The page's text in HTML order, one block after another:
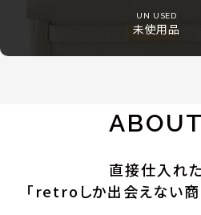
UN USED
未使用品
ABOUT
直接仕入れた
「retroしか出会えない商